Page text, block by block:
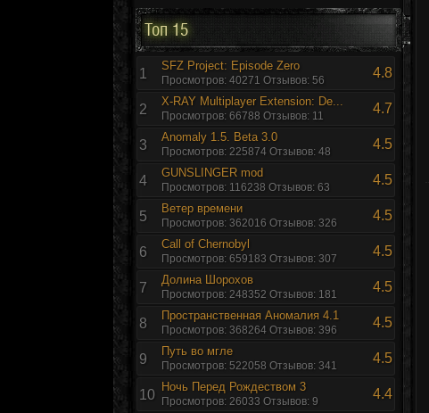
Топ 15
1 4.8
SFZ Project: Episode Zero
Просмотров: 40271 Отзывов: 56
2 4.7
X-RAY Multiplayer Extension: De...
Просмотров: 66788 Отзывов: 11
3 4.5
Anomaly 1.5. Beta 3.0
Просмотров: 225874 Отзывов: 48
4 4.5
GUNSLINGER mod
Просмотров: 116238 Отзывов: 63
5 4.5
Ветер времени
Просмотров: 362016 Отзывов: 326
6 4.5
Call of Chernobyl
Просмотров: 659183 Отзывов: 307
7 4.5
Долина Шорохов
Просмотров: 248352 Отзывов: 181
8 4.5
Пространственная Аномалия 4.1
Просмотров: 368264 Отзывов: 396
9 4.5
Путь во мгле
Просмотров: 522058 Отзывов: 341
10 4.4
Ночь Перед Рождеством 3
Просмотров: 26033 Отзывов: 9